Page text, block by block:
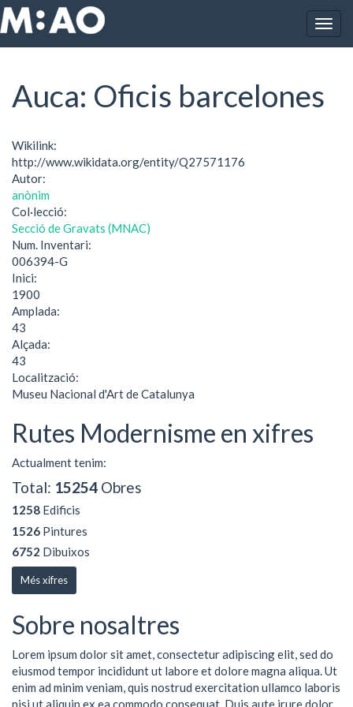
Vés al contingut
Inici Auca: Oficis barcelones
Auca: Oficis barcelones
Wikilink:
http://www.wikidata.org/entity/Q27571176
Autor:
anònim
Col·lecció:
Secció de Gravats (MNAC)
Num. Inventari:
006394-G
Inici:
1900
Amplada:
43
Alçada:
43
Localització:
Museu Nacional d'Art de Catalunya
Rutes Modernisme en xifres
Actualment tenim:
Total: 15254 Obres
1258 Edificis
1526 Pintures
6752 Dibuixos
Més xifres
Sobre nosaltres
Lorem ipsum dolor sit amet, consectetur adipiscing elit, sed do
eiusmod tempor incididunt ut labore et dolore magna aliqua. Ut
enim ad minim veniam, quis nostrud exercitation ullamco laboris
nisi ut aliquip ex ea commodo consequat. Duis aute irure dolor